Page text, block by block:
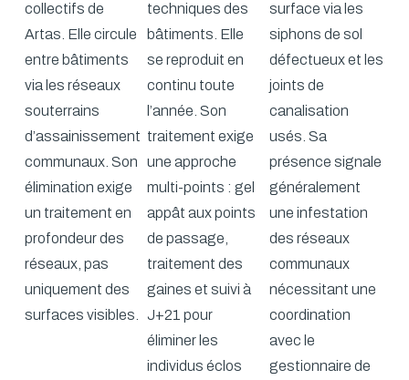
collectifs de
Artas. Elle circule
entre bâtiments
via les réseaux
souterrains
d’assainissement
communaux. Son
élimination exige
un traitement en
profondeur des
réseaux, pas
uniquement des
surfaces visibles.
techniques des
bâtiments. Elle
se reproduit en
continu toute
l’année. Son
traitement exige
une approche
multi-points : gel
appât aux points
de passage,
traitement des
gaines et suivi à
J+21 pour
éliminer les
individus éclos
surface via les
siphons de sol
défectueux et les
joints de
canalisation
usés. Sa
présence signale
généralement
une infestation
des réseaux
communaux
nécessitant une
coordination
avec le
gestionnaire de